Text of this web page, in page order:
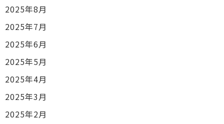
2025年8月
2025年7月
2025年6月
2025年5月
2025年4月
2025年3月
2025年2月